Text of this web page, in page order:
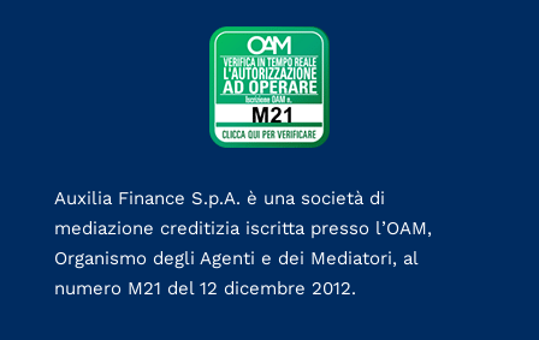
Auxilia Finance S.p.A. è una società di
mediazione creditizia iscritta presso l’OAM,
Organismo degli Agenti e dei Mediatori, al
numero M21 del 12 dicembre 2012.